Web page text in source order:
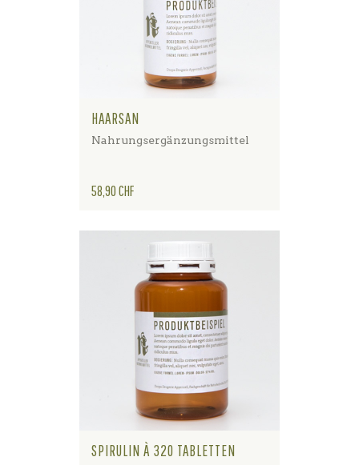
HAARSAN
Nahrungsergänzungsmittel
Preis
58,90 CHF
SPIRULIN À 320 TABLETTEN